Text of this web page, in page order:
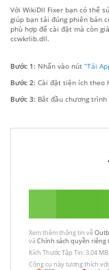
Với WikiDll Fixer bạn có thể
giúp bạn tải đúng phiên bản
phù hợp để cài đặt mà còn
ccwkrlib.dll.
Bước 1: Nhấn vào nút “Tải
Bước 2: Cài đặt tiện ích theo
Bước 3: Bắt đầu chương
Xem thêm thông tin về
vàChính sách quyền riêng
Kích Thước Tập Tin: 3.04
Công cụ này tương thích với: